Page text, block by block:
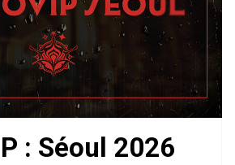
: Séoul 2026